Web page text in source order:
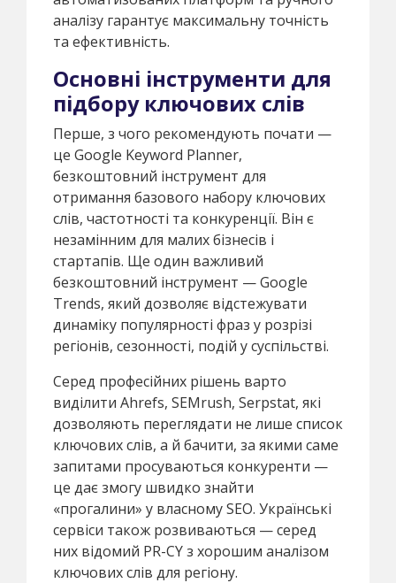
аналізу гарантує максимальну точність
та ефективність.
Основні інструменти для
підбору ключових слів
Перше, з чого рекомендують почати —
це Google Keyword Planner,
безкоштовний інструмент для
отримання базового набору ключових
слів, частотності та конкуренції. Він є
незамінним для малих бізнесів і
стартапів. Ще один важливий
безкоштовний інструмент — Google
Trends, який дозволяє відстежувати
динаміку популярності фраз у розрізі
регіонів, сезонності, подій у суспільстві.
Серед професійних рішень варто
виділити Ahrefs, SEMrush, Serpstat, які
дозволяють переглядати не лише список
ключових слів, а й бачити, за якими саме
запитами просуваються конкуренти —
це дає змогу швидко знайти
«прогалини» у власному SEO. Українські
сервіси також розвиваються — серед
них відомий PR-CY з хорошим аналізом
ключових слів для регіону.